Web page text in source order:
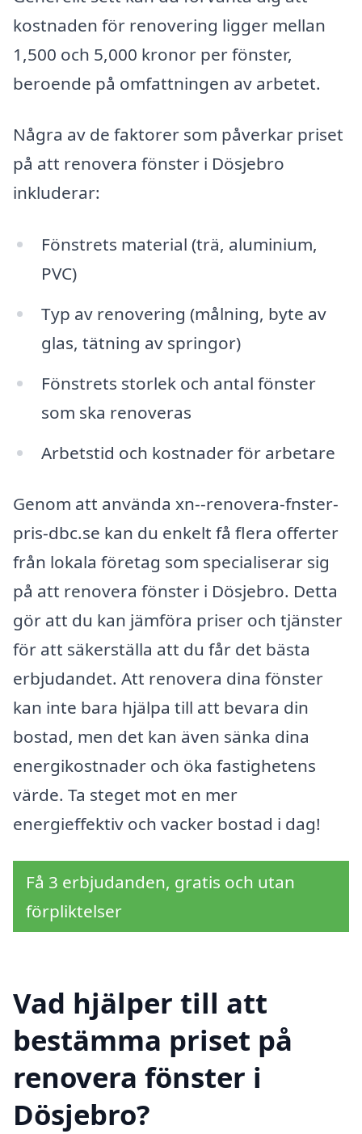
kostnaden för renovering ligger mellan
1,500 och 5,000 kronor per fönster,
beroende på omfattningen av arbetet.
Några av de faktorer som påverkar priset
på att renovera fönster i Dösjebro
inkluderar:
Fönstrets material (trä, aluminium,
PVC)
Typ av renovering (målning, byte av
glas, tätning av springor)
Fönstrets storlek och antal fönster
som ska renoveras
Arbetstid och kostnader för arbetare
Genom att använda xn--renovera-fnster-
pris-dbc.se kan du enkelt få flera offerter
från lokala företag som specialiserar sig
på att renovera fönster i Dösjebro. Detta
gör att du kan jämföra priser och tjänster
för att säkerställa att du får det bästa
erbjudandet. Att renovera dina fönster
kan inte bara hjälpa till att bevara din
bostad, men det kan även sänka dina
energikostnader och öka fastighetens
värde. Ta steget mot en mer
energieffektiv och vacker bostad i dag!
Få 3 erbjudanden, gratis och utan
förpliktelser
Vad hjälper till att
bestämma priset på
renovera fönster i
Dösjebro?